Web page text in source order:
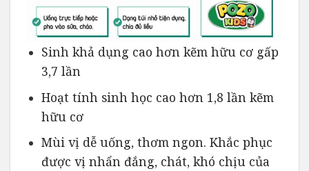
Sinh khả dụng cao hơn kẽm hữu cơ gấp
3,7 lần
Hoạt tính sinh học cao hơn 1,8 lần kẽm
hữu cơ
Mùi vị dễ uống, thơm ngon. Khắc phục
được vị nhẩn đắng, chát, khó chịu của